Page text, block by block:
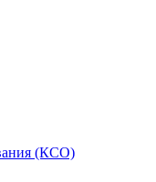
(КСО)